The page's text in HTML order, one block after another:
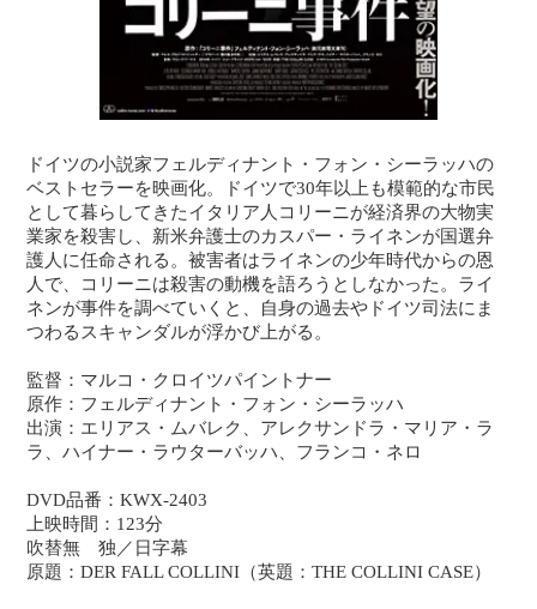
ドイツの小説家フェルディナント・フォン・シーラッハの
ベストセラーを映画化。ドイツで30年以上も模範的な市民
として暮らしてきたイタリア人コリーニが経済界の大物実
業家を殺害し、新米弁護士のカスパー・ライネンが国選弁
護人に任命される。被害者はライネンの少年時代からの恩
人で、コリーニは殺害の動機を語ろうとしなかった。ライ
ネンが事件を調べていくと、自身の過去やドイツ司法にま
つわるスキャンダルが浮かび上がる。
監督：マルコ・クロイツパイントナー
原作：フェルディナント・フォン・シーラッハ
出演：エリアス・ムバレク、アレクサンドラ・マリア・ラ
ラ、ハイナー・ラウターバッハ、フランコ・ネロ
DVD品番：KWX-2403
上映時間：123分
吹替無 独／日字幕
原題：DER FALL COLLINI（英題：THE COLLINI CASE）